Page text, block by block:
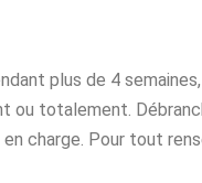
plus de 4
ou totalement.
charge. Pour tout rense